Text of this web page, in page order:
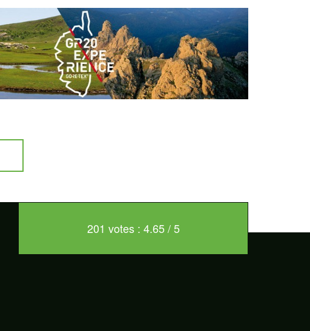
201 votes : 4.65 / 5